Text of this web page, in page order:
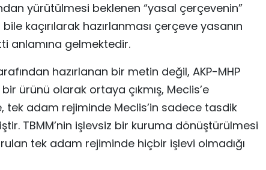
yürütülmesi beklenen “yasal çerçevenin”
kaçırılarak hazırlanması çerçeve yasanın
anlamına gelmektedir.
hazırlanan bir metin değil, AKP-MHP
ürünü olarak ortaya çıkmış, Meclis’e
tek adam rejiminde Meclis’in sadece tasdik
TBMM’nin işlevsiz bir kuruma dönüştürülmesi
tek adam rejiminde hiçbir işlevi olmadığı